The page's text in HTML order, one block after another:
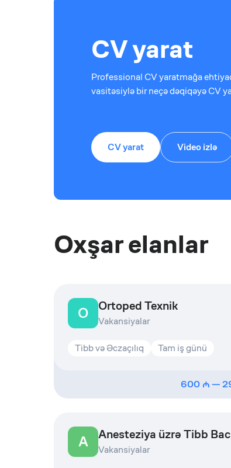
CV yarat
Professional CV yaratmağa
vasitəsiylə bir neçə dəqiqəyə CV
CV yarat Video izlə
Oxşar elanlar
O Ortoped Texnik
Vakansiyalar
Tibb və Əczaçılıq Tam iş günü
600 —
A Anesteziya üzrə Tibb
Vakansiyalar